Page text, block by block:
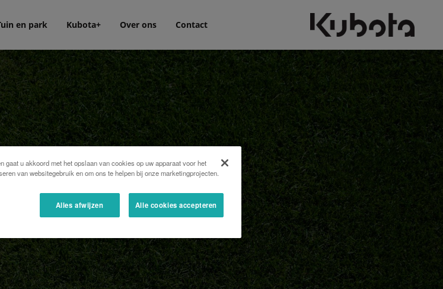
en park Kubota+ Over ons Contact
gaat u akkoord met het opslaan van cookies op uw apparaat voor het
van websitegebruik en om ons te helpen bij onze marketingprojecten.
Alles afwijzen Alle cookies accepteren